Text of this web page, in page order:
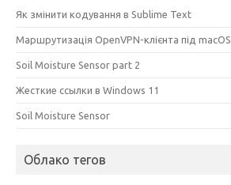
Як змінити кодування в Sublime Text
Маршрутизація OpenVPN-клієнта під macOS
Soil Moisture Sensor part 2
Жесткие ссылки в Windows 11
Soil Moisture Sensor
Облако тегов